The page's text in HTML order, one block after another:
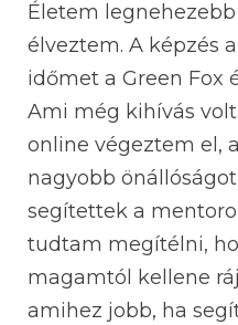
Életem
élveztem. A képzés
időmet a Green Fox
Ami még kihívás
online végeztem el,
nagyobb
segítettek a
tudtam megítélni,
magamtól kellene
amihez jobb, ha